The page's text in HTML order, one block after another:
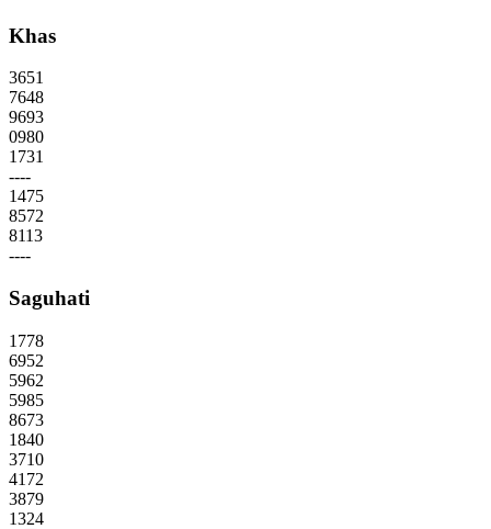
Khas
3651
7648
9693
0980
1731
----
1475
8572
8113
----
Saguhati
1778
6952
5962
5985
8673
1840
3710
4172
3879
1324